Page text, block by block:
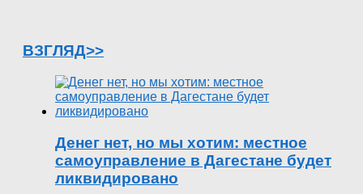
ВЗГЛЯД>>
Денег нет, но мы хотим: местное
самоуправление в Дагестане будет
ликвидировано